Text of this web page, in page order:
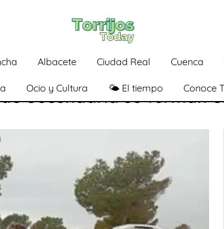
Albacete Ciudad Real Cuenca
Ocio y Cultura 🌤️ El tiempo Conoce
Secundaria se forman